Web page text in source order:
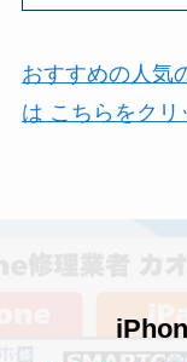
おすすめの人気
は こちらをクリ